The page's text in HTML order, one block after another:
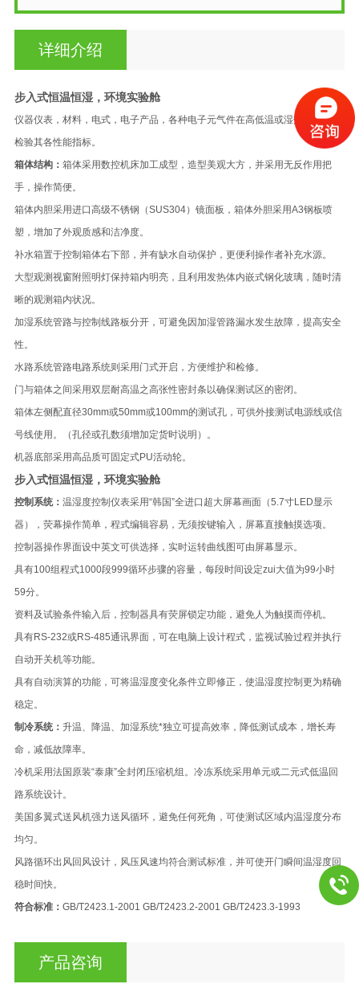
详细介绍
步入式恒温恒湿，环境实验舱
仪器仪表，材料，电式，电子产品，各种电子元气件在高低温或湿热环境下，
检验其各性能指标。
箱体结构： 箱体采用数控机床加工成型，造型美观大方，并采用无反作用把
手，操作简便。
箱体内胆采用进口高级不锈钢（SUS304）镜面板，箱体外胆采用A3钢板喷
塑，增加了外观质感和洁净度。
补水箱置于控制箱体右下部，并有缺水自动保护，更便利操作者补充水源。
大型观测视窗附照明灯保持箱内明亮，且利用发热体内嵌式钢化玻璃，随时清
晰的观测箱内状况。
加湿系统管路与控制线路板分开，可避免因加湿管路漏水发生故障，提高安全
性。
水路系统管路电路系统则采用门式开启，方便维护和检修。
门与箱体之间采用双层耐高温之高张性密封条以确保测试区的密闭。
箱体左侧配直径30mm或50mm或100mm的测试孔，可供外接测试电源线或信
号线使用。（孔径或孔数须增加定货时说明）。
机器底部采用高品质可固定式PU活动轮。
步入式恒温恒湿，环境实验舱
控制系统： 温湿度控制仪表采用“韩国”全进口超大屏幕画面（5.7寸LED显示
器），荧幕操作简单，程式编辑容易，无须按键输入，屏幕直接触摸选项。
控制器操作界面设中英文可供选择，实时运转曲线图可由屏幕显示。
具有100组程式1000段999循环步骤的容量，每段时间设定zui大值为99小时
59分。
资料及试验条件输入后，控制器具有荧屏锁定功能，避免人为触摸而停机。
具有RS-232或RS-485通讯界面，可在电脑上设计程式，监视试验过程并执行
自动开关机等功能。
具有自动演算的功能，可将温湿度变化条件立即修正，使温湿度控制更为精确
稳定。
制冷系统： 升温、降温、加湿系统*独立可提高效率，降低测试成本，增长寿
命，减低故障率。
冷机采用法国原装“泰康”全封闭压缩机组。冷冻系统采用单元或二元式低温回
路系统设计。
美国多翼式送风机强力送风循环，避免任何死角，可使测试区域内温湿度分布
均匀。
风路循环出风回风设计，风压风速均符合测试标准，并可使开门瞬间温湿度回
稳时间快。
符合标准： GB/T2423.1-2001 GB/T2423.2-2001 GB/T2423.3-1993
产品咨询